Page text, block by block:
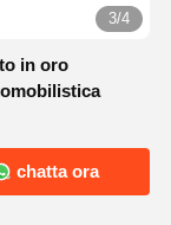
3/4
in oro
chatta ora